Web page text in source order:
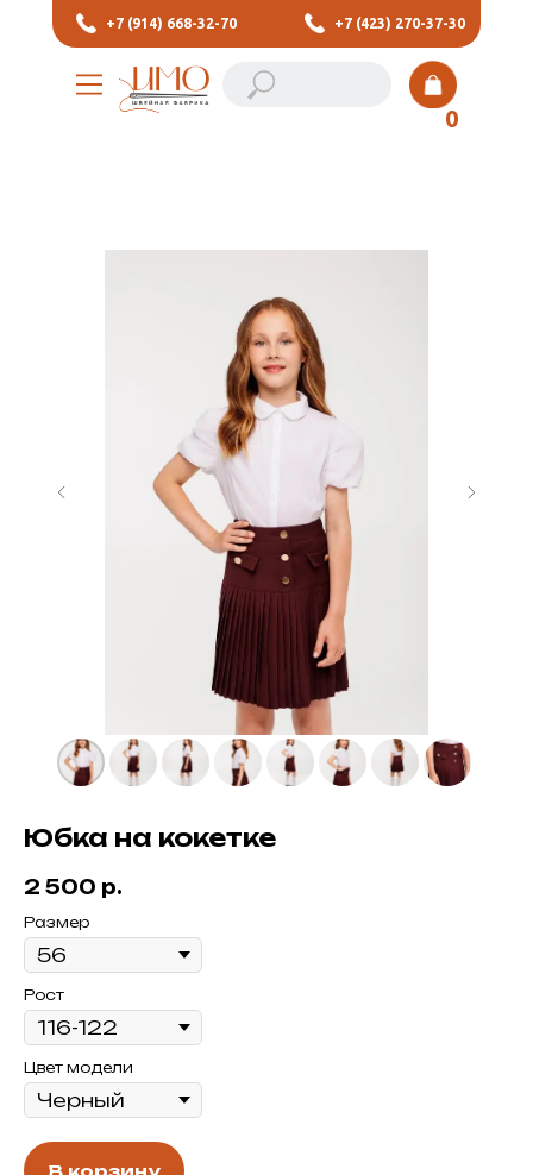
+7 (423) 270-37-30
+7 (914) 668-32-70
0
Юбка на кокетке
2 500 р.
Размер
Рост
Цвет модели